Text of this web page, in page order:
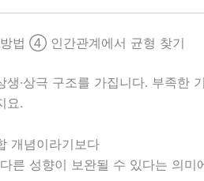
방법 ④ 인간관계에서 균형 찾기
생·상극 구조를 가집니다. 부족한
요.
개념이라기보다
른 성향이 보완될 수 있다는 의미